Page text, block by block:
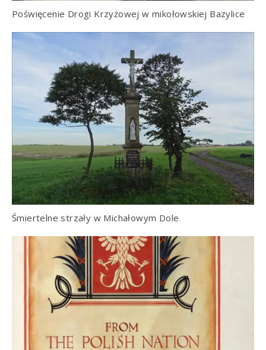
Poświęcenie Drogi Krzyżowej w mikołowskiej Bazylice
Śmiertelne strzały w Michałowym Dole